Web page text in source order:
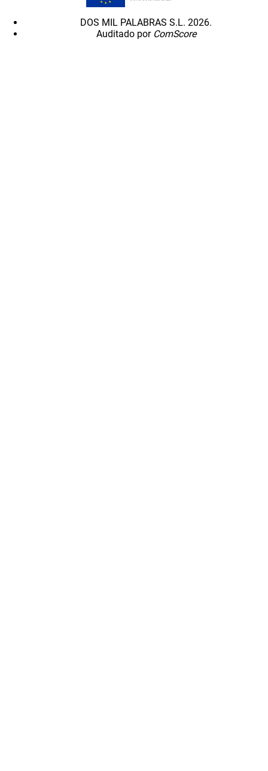
DOS MIL PALABRAS S.L. 2026.
Auditado por ComScore